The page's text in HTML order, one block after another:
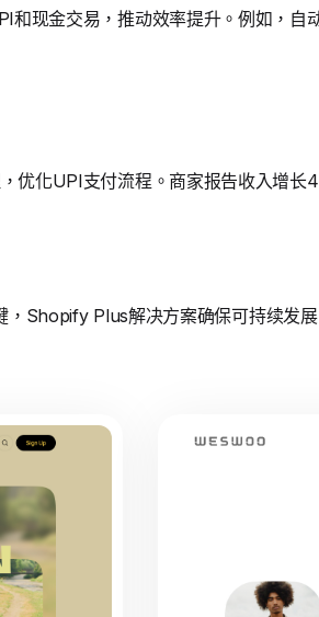
和现金交易，推动效率提升。例如，
优化UPI支付流程。商家报告收入增长
Shopify Plus解决方案确保可持续发